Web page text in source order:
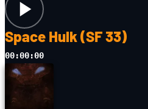
Space Hulk (SF 33)
00:00:00